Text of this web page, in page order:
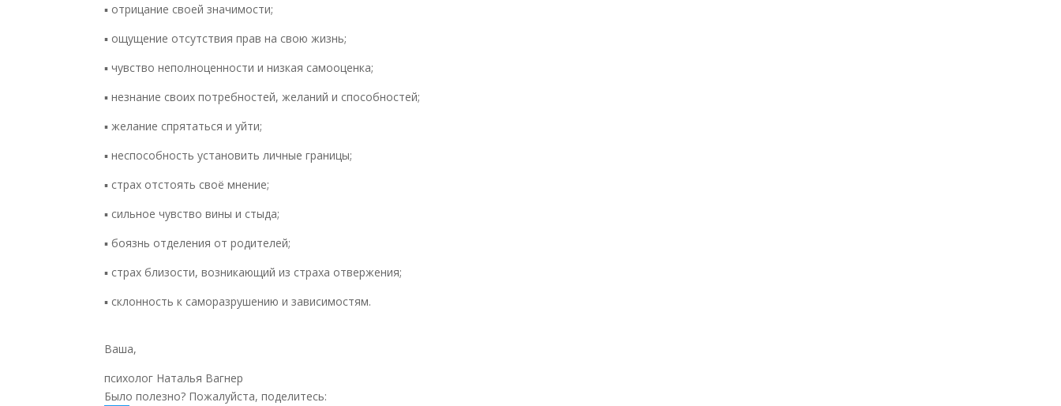
▪️ отрицание своей значимости;
▪️ ощущение отсутствия прав на свою жизнь;
▪️ чувство неполноценности и низкая самооценка;
▪️ незнание своих потребностей, желаний и способностей;
▪️ желание спрятаться и уйти;
▪️ неспособность установить личные границы;
▪️ страх отстоять своё мнение;
▪️ сильное чувство вины и стыда;
▪️ боязнь отделения от родителей;
▪️ страх близости, возникающий из страха отвержения;
▪️ склонность к саморазрушению и зависимостям.
Ваша,
психолог Наталья Вагнер
Было полезно? Пожалуйста, поделитесь: